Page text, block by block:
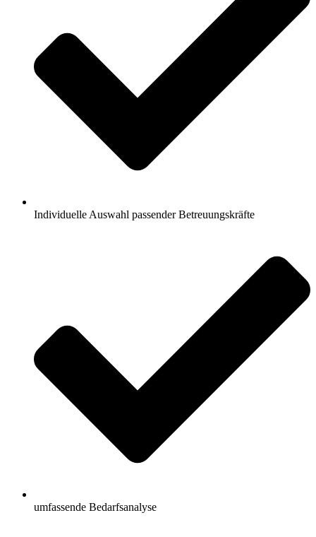
Individuelle Auswahl passender Betreuungskräfte
umfassende Bedarfsanalyse